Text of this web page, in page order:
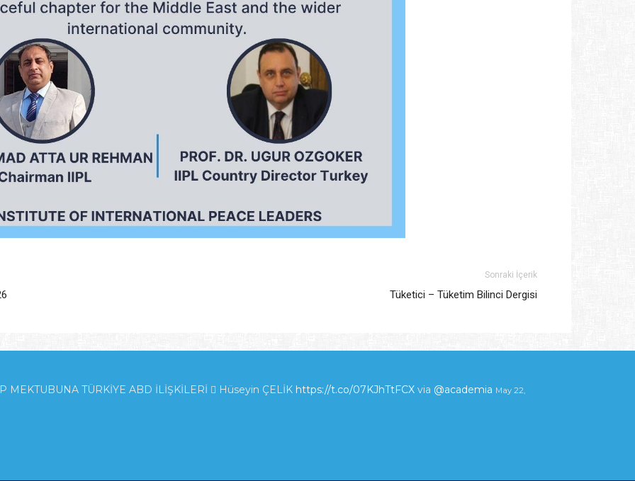
Sonraki İçerik
Tüketici – Tüketim Bilinci Dergisi
MEKTUBUNA TÜRKİYE ABD İLİŞKİLERİ  Hüseyin ÇELİK https://t.co/07KJhTtFCX via @academia May 22,